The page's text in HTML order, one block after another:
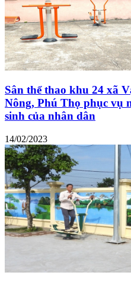
Sân thể thao khu 24 xã
Nông, Phú Thọ phục vụ
sinh của nhân dân
14/02/2023